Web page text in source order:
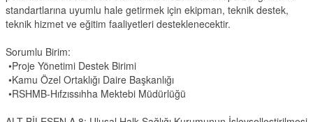
standartlarına uyumlu hale getirmek için ekipman, teknik destek,
teknik hizmet ve eğitim faaliyetleri desteklenecektir.
Sorumlu Birim:
•Proje Yönetimi Destek Birimi
•Kamu Özel Ortaklığı Daire Başkanlığı
•RSHMB-Hıfzıssıhha Mektebi Müdürlüğü